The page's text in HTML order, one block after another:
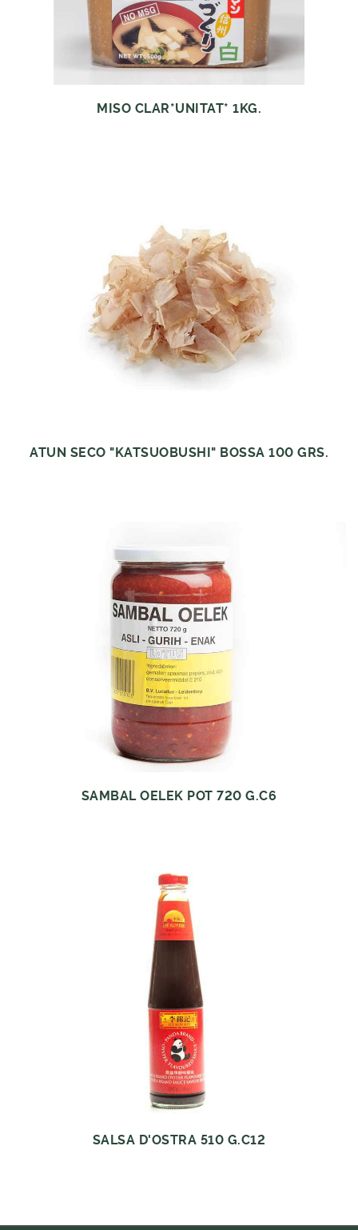
MISO CLAR*UNITAT* 1KG.
ATUN SECO "KATSUOBUSHI" BOSSA 100 GRS.
SAMBAL OELEK POT 720 G.C6
SALSA D'OSTRA 510 G.C12